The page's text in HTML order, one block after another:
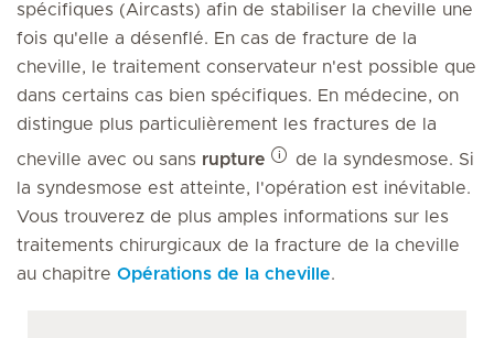
spécifiques (Aircasts) afin de stabiliser la cheville une
fois qu'elle a désenflé. En cas de fracture de la
cheville, le traitement conservateur n'est possible que
dans certains cas bien spécifiques. En médecine, on
distingue plus particulièrement les fractures de la
cheville avec ou sans rupture
de la syndesmose. Si
la syndesmose est atteinte, l'opération est inévitable.
Vous trouverez de plus amples informations sur les
traitements chirurgicaux de la fracture de la cheville
au chapitre Opérations de la cheville.